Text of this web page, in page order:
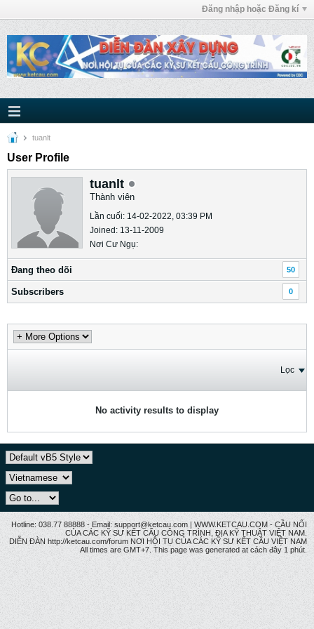
Đăng nhập hoặc Đăng kí
tuanlt
User Profile
tuanlt
Thành viên
Lần cuối: 14-02-2022, 03:39 PM
Joined: 13-11-2009
Nơi Cư Ngụ:
Ðang theo dõi 50
Subscribers 0
Lọc
No activity results to display
Hotline: 038.77 88888 - Email: support@ketcau.com | WWW.KETCAU.COM - CẦU NỐI
CỦA CÁC KỸ SƯ KẾT CẤU CÔNG TRÌNH, ĐỊA KỸ THUẬT VIỆT NAM.
DIỄN ĐÀN http://ketcau.com/forum NƠI HỘI TỤ CỦA CÁC KỸ SƯ KẾT CÂU VIỆT NAM
All times are GMT+7. This page was generated at cách đây 1 phút.